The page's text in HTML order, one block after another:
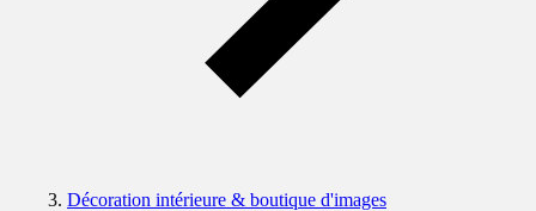
Décoration intérieure & boutique d'images